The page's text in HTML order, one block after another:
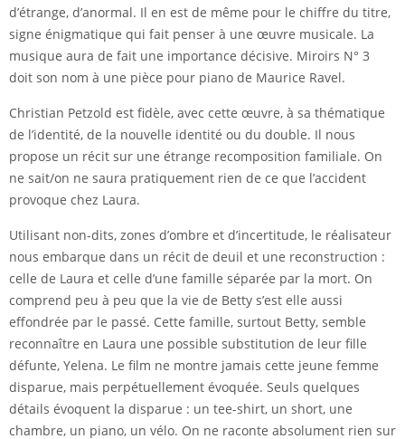
d’étrange, d’anormal. Il en est de même pour le chiffre du titre,
signe énigmatique qui fait penser à une œuvre musicale. La
musique aura de fait une importance décisive. Miroirs N° 3
doit son nom à une pièce pour piano de Maurice Ravel.
Christian Petzold est fidèle, avec cette œuvre, à sa thématique
de l’identité, de la nouvelle identité ou du double. Il nous
propose un récit sur une étrange recomposition familiale. On
ne sait/on ne saura pratiquement rien de ce que l’accident
provoque chez Laura.
Utilisant non-dits, zones d’ombre et d’incertitude, le réalisateur
nous embarque dans un récit de deuil et une reconstruction :
celle de Laura et celle d’une famille séparée par la mort. On
comprend peu à peu que la vie de Betty s’est elle aussi
effondrée par le passé. Cette famille, surtout Betty, semble
reconnaître en Laura une possible substitution de leur fille
défunte, Yelena. Le film ne montre jamais cette jeune femme
disparue, mais perpétuellement évoquée. Seuls quelques
détails évoquent la disparue : un tee-shirt, un short, une
chambre, un piano, un vélo. On ne raconte absolument rien sur